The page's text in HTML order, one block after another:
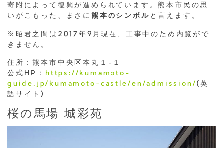
寄附によって復興が進められています。熊本市民の思
いがこもった、まさに 熊本のシンボル と言えます。
※昭君之間は2017年9月現在、工事中のため内覧がで
きません。
住所：熊本市中央区本丸１−１
公式HP： https://kumamoto-
guide.jp/kumamoto-castle/en/admission/ (英
語サイト)
桜の馬場 城彩苑